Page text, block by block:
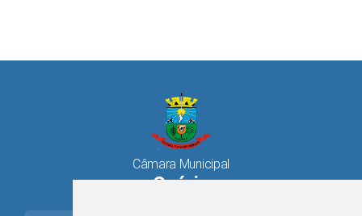
Câmara Municipal
Osório